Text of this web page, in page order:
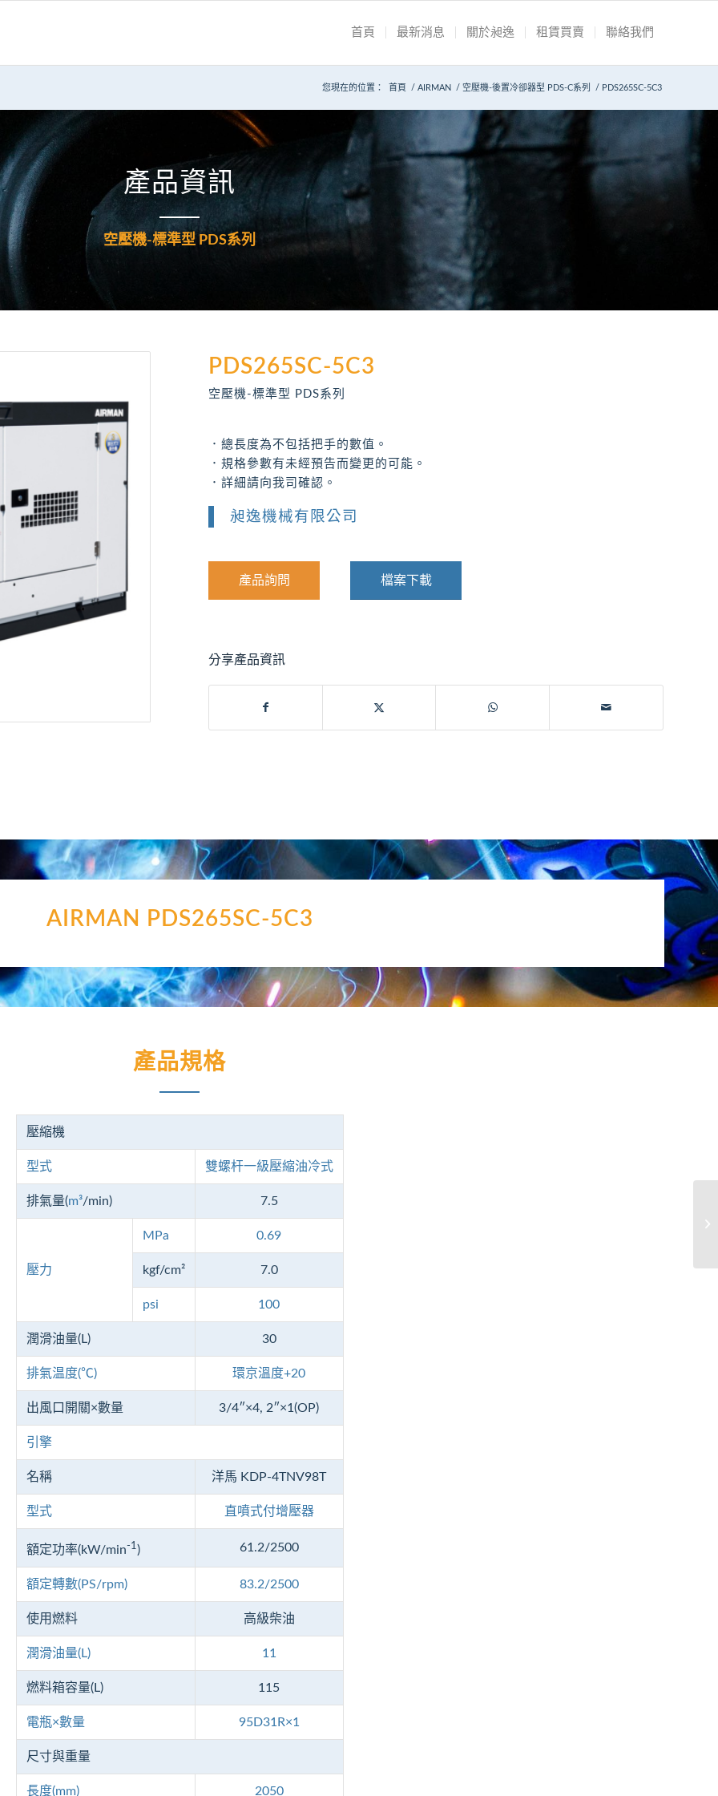
首頁 最新消息 關於昶逸 租賃買賣 聯絡我們
您現在的位置： 首頁 / AIRMAN / 空壓機-後置冷卻器型 PDS-C系列 / PDS265SC-5C3
產品資訊
空壓機-標準型 PDS系列
PDS265SC-5C3
空壓機-標準型 PDS系列
．總長度為不包括把手的數值。
．規格參數有未經預告而變更的可能。
．詳細請向我司確認。
昶逸機械有限公司
產品詢問 檔案下載
分享產品資訊
AIRMAN PDS265SC-5C3
產品規格
壓縮機
型式 雙螺杆一級壓縮油冷式
排氣量(m³/min) 7.5
壓力
MPa 0.69
kgf/cm² 7.0
psi 100
潤滑油量(L) 30
排氣温度(℃) 環京溫度+20
出風口開關×數量 3/4″×4, 2″×1(OP)
引擎
名稱 洋馬 KDP-4TNV98T
型式 直噴式付增壓器
額定功率(kW/min-1 ) 61.2/2500
額定轉數(PS/rpm) 83.2/2500
使用燃料 高級柴油
潤滑油量(L) 11
燃料箱容量(L) 115
電瓶×數量 95D31R×1
尺寸與重量
長度(mm) 2050